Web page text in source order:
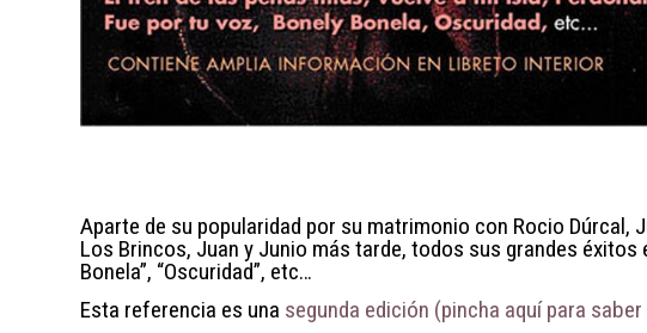
Aparte de su popularidad por su matrimonio con Rocio Dúrcal,
Los Brincos, Juan y Junio más tarde, todos sus grandes éxitos
Bonela”, “Oscuridad”, etc…
Esta referencia es una segunda edición (pincha aquí para